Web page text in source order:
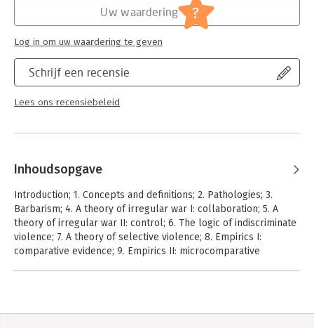
Schrijf een recensie
Lees ons recensiebeleid
Uw waardering ?
Log in om uw waardering te geven
Inhoudsopgave
Introduction; 1. Concepts and definitions; 2. Pathologies; 3.
Barbarism; 4. A theory of irregular war I: collaboration; 5. A
theory of irregular war II: control; 6. The logic of indiscriminate
violence; 7. A theory of selective violence; 8. Empirics I:
comparative evidence; 9. Empirics II: microcomparative